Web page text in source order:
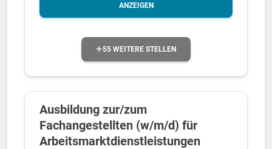
ANZEIGEN
55 WEITERE STELLEN
Ausbildung zur/zum
Fachangestellten (w/m/d) für
Arbeitsmarktdienstleistungen